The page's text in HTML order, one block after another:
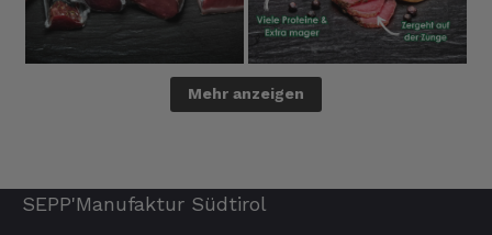
Mehr anzeigen
SEPP'Manufaktur Südtirol